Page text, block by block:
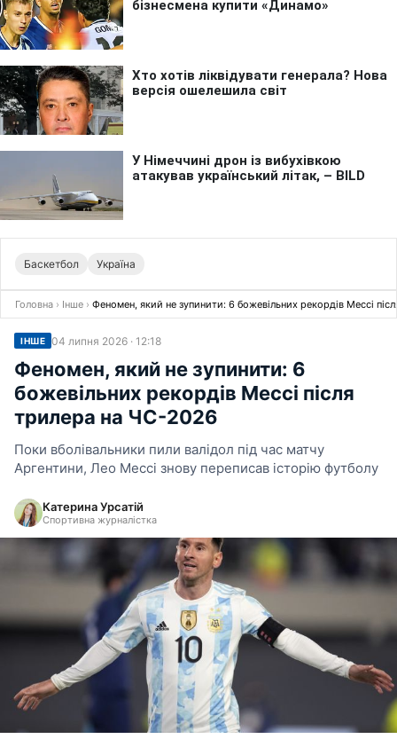
Баскетбол Україна
Головна › Інше › Феномен, який не зупинити: 6 божевільних рекордів Мессі
ІНШЕ 04 липня 2026 · 12:18
Феномен, який не зупинити: 6
божевільних рекордів Мессі після
трилера на ЧС-2026
Поки вболівальники пили валідол під час матчу
Аргентини, Лео Мессі знову переписав історію футболу
Катерина Урсатій
Спортивна журналістка